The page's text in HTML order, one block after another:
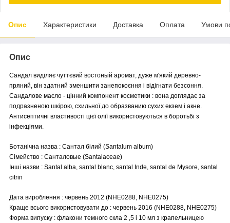
Опис Характеристики Доставка Оплата Умови
Опис
Сандал виділяє чуттєвий востоный аромат, дуже м'який деревно-
пряний, він здатний зменшити занепокоєння і відігнати безсоння.
Сандалове масло - цінний компонент косметики : вона доглядає за
подразненою шкірою, схильної до образванию сухих екзем і акне.
Антисептичні властивості цієї олії використовуються в боротьбі з
інфекціями.
Ботанічна назва : Сантал білий (Santalum album)
Сімейство : Санталовые (Santalaceae)
Інші назви : Santal alba, santal blanc, santal Inde, santal de Mysore, santal
citrin
Дата вироблення : червень 2012 (NHE0288, NHE0275)
Краще всього використовувати до : червень 2016 (NHE0288, NHE0275)
Форма випуску : флакони темного скла 2 ,5 і 10 мл з крапельницею